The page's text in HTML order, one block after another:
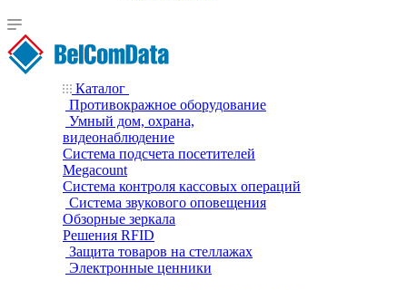
Каталог
Противокражное оборудование
Умный дом, охрана,
видеонаблюдение
Система подсчета посетителей
Megacount
Система контроля кассовых операций
Система звукового оповещения
Обзорные зеркала
Решения RFID
Защита товаров на стеллажах
Электронные ценники